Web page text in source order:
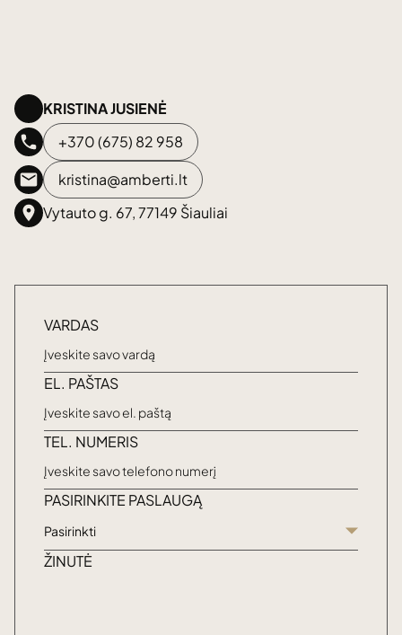
KRISTINA JUSIENĖ
+370 (675) 82 958
kristina@amberti.lt
Vytauto g. 67, 77149 Šiauliai
VARDAS
EL. PAŠTAS
TEL. NUMERIS
PASIRINKITE PASLAUGĄ
Pasirinkti
ŽINUTĖ